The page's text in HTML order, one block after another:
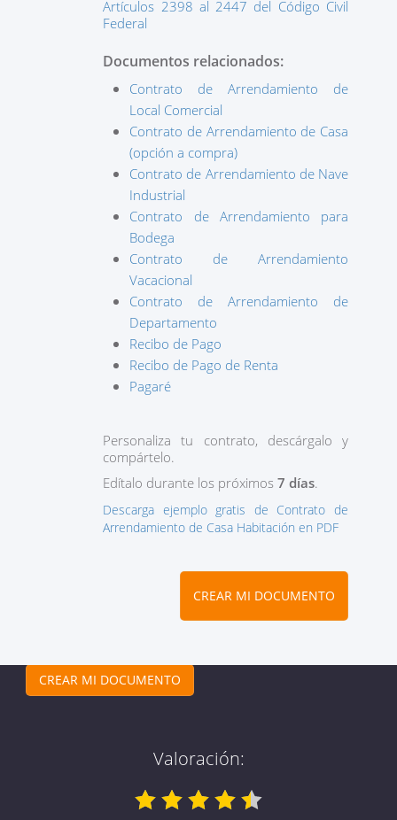
Artículos 2398 al 2447 del Código Civil
Federal
Documentos relacionados:
Contrato de Arrendamiento de
Local Comercial
Contrato de Arrendamiento de Casa
(opción a compra)
Contrato de Arrendamiento de Nave
Industrial
Contrato de Arrendamiento para
Bodega
Contrato de Arrendamiento
Vacacional
Contrato de Arrendamiento de
Departamento
Recibo de Pago
Recibo de Pago de Renta
Pagaré
Personaliza tu contrato, descárgalo y
compártelo.
Edítalo durante los próximos7 días.
Descarga ejemplo gratis de Contrato de
Arrendamiento de Casa Habitación en PDF
CREAR MI DOCUMENTO
CREAR MI DOCUMENTO
Valoración: